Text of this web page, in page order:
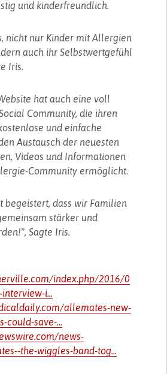
und kinderfreundlich.
nicht nur Kinder mit Allergien
auch ihr Selbstwertgefühl
Iris.
hat auch eine voll
Community, die ihren
und einfache
Austausch der neuesten
Videos und Informationen
Community ermöglicht.
begeistert, dass wir Familien
stärker und
Sagte Iris.
index.php/2016/0
i...
allemates-new-
could-save-...
news-
the-wiggles-band-tog...